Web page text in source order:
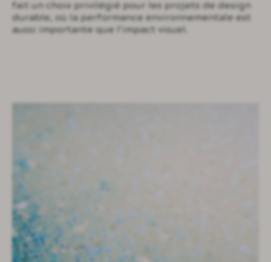
fait un choix privilégié pour les projets de design
durable, où la performance environnementale est
aussi importante que l’impact visuel.